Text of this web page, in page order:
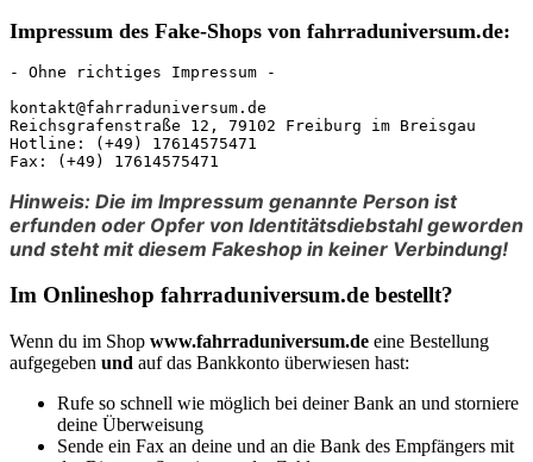
Impressum des Fake-Shops von fahrraduniversum.de:
- Ohne richtiges Impressum -
kontakt@fahrraduniversum.de
Reichsgrafenstraße 12, 79102 Freiburg im Breisgau
Hotline: (+49) 17614575471
Fax: (+49) 17614575471
Hinweis: Die im Impressum genannte Person ist
erfunden oder Opfer von Identitätsdiebstahl geworden
und steht mit diesem Fakeshop in keiner Verbindung!
Im Onlineshop fahrraduniversum.de bestellt?
Wenn du im Shop www.fahrraduniversum.de eine Bestellung
aufgegeben und auf das Bankkonto überwiesen hast:
Rufe so schnell wie möglich bei deiner Bank an und storniere
deine Überweisung
Sende ein Fax an deine und an die Bank des Empfängers mit